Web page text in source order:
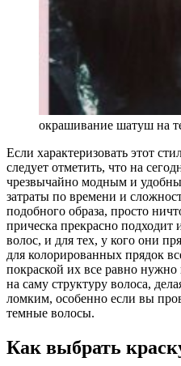
окрашивание шатуш на
Если характеризовать этот
следует отметить, что на
чрезвычайно модным и
затраты по времени и
подобного образа, просто
прическа прекрасно подходит
волос, и для тех, у кого они
для колорированных прядок
покраской их все равно нужно
на саму структуру волоса,
ломким, особенно если вы
темные волосы.
Как выбрать